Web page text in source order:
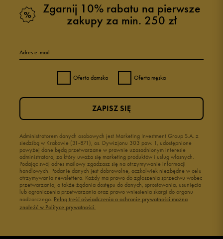
Zgarnij 10% rabatu na pierwsze
zakupy za min. 250 zł
Adres e-mail
Oferta damska Oferta męska
Administratorem danych osobowych jest Marketing Investment Group S.A. z
siedzibą w Krakowie (31-871), os. Dywizjonu 303 paw. 1, udostępnione
powyżej dane będą przetwarzane w prawnie uzasadnionym interesie
administratora, za który uważa się marketing produktów i usług własnych.
Podając swój adres mailowy zgadzasz się na otrzymywanie informacji
handlowych. Podanie danych jest dobrowolne, aczkolwiek niezbędne w celu
otrzymywania newslettera. Każdy ma prawo do zgłoszenia sprzeciwu wobec
przetwarzania, a także żądania dostępu do danych, sprostowania, usunięcia
lub ograniczenia przetwarzania oraz prawo wniesienia skargi do organu
nadzorczego. Pełną treść oświadczenia o ochronie prywatności można
znaleźć w Polityce prywatności.
ZAPISZ SIĘ